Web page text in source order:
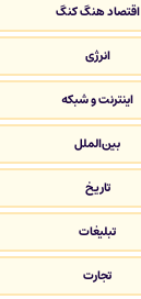
اقتصاد هنگ کنگ
انرژی
اینترنت و شبکه
بین‌الملل
تاریخ
تبلیغات
تجارت